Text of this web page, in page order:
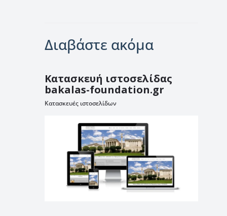
Διαβάστε ακόμα
Κατασκευή ιστοσελίδας
bakalas-foundation.gr
Κατασκευές ιστοσελίδων